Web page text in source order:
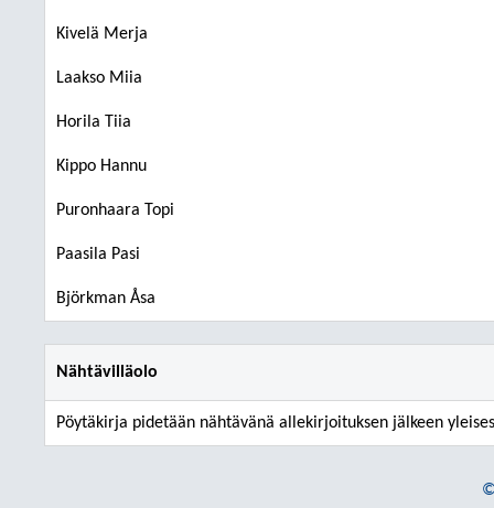
Kivelä Merja
Laakso Miia
Horila Tiia
Kippo Hannu
Puronhaara Topi
Paasila Pasi
Björkman Åsa
Nähtävilläolo
Pöytäkirja pidetään nähtävänä allekirjoituksen jälkeen